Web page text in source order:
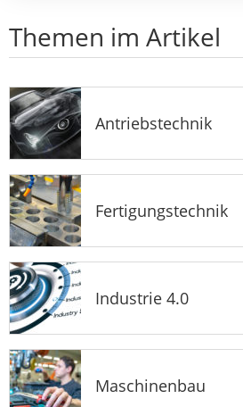
Themen im Artikel
Antriebstechnik
Fertigungstechnik
Industrie 4.0
Maschinenbau